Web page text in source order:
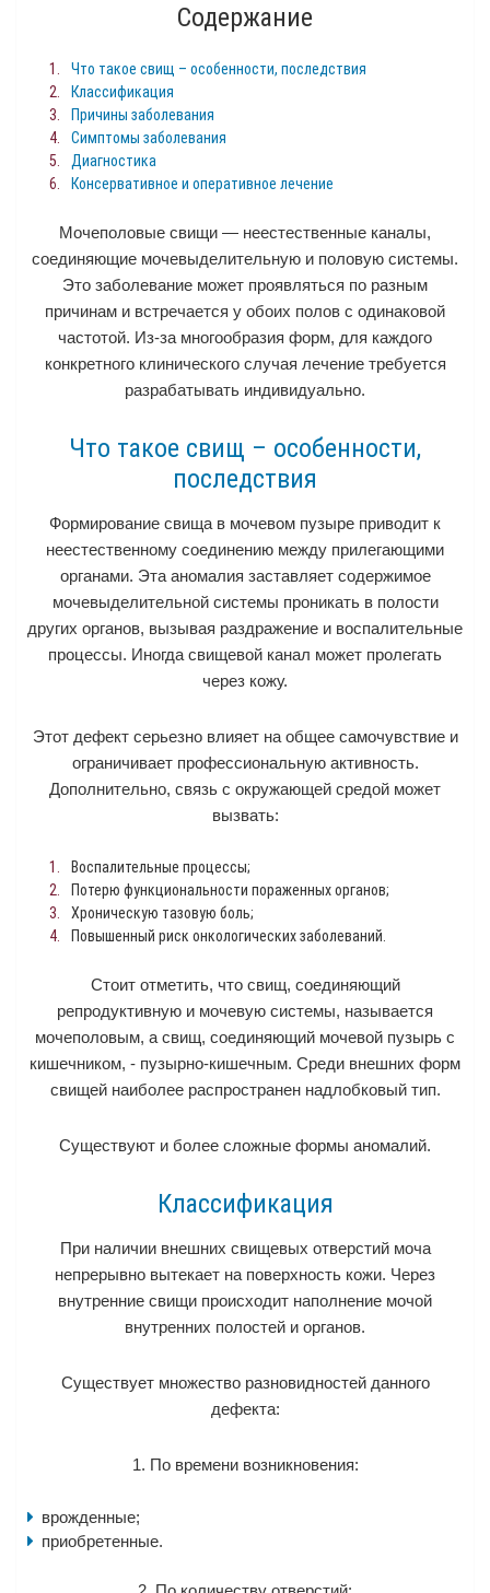
Содержание
Что такое свищ – особенности, последствия
Классификация
Причины заболевания
Симптомы заболевания
Диагностика
Консервативное и оперативное лечение
Мочеполовые свищи — неестественные каналы,
соединяющие мочевыделительную и половую системы.
Это заболевание может проявляться по разным
причинам и встречается у обоих полов с одинаковой
частотой. Из-за многообразия форм, для каждого
конкретного клинического случая лечение требуется
разрабатывать индивидуально.
Что такое свищ – особенности,
последствия
Формирование свища в мочевом пузыре приводит к
неестественному соединению между прилегающими
органами. Эта аномалия заставляет содержимое
мочевыделительной системы проникать в полости
других органов, вызывая раздражение и воспалительные
процессы. Иногда свищевой канал может пролегать
через кожу.
Этот дефект серьезно влияет на общее самочувствие и
ограничивает профессиональную активность.
Дополнительно, связь с окружающей средой может
вызвать:
Воспалительные процессы;
Потерю функциональности пораженных органов;
Хроническую тазовую боль;
Повышенный риск онкологических заболеваний.
Стоит отметить, что свищ, соединяющий
репродуктивную и мочевую системы, называется
мочеполовым, а свищ, соединяющий мочевой пузырь с
кишечником, - пузырно-кишечным. Среди внешних форм
свищей наиболее распространен надлобковый тип.
Существуют и более сложные формы аномалий.
Классификация
При наличии внешних свищевых отверстий моча
непрерывно вытекает на поверхность кожи. Через
внутренние свищи происходит наполнение мочой
внутренних полостей и органов.
Существует множество разновидностей данного
дефекта:
1. По времени возникновения:
врожденные;
приобретенные.